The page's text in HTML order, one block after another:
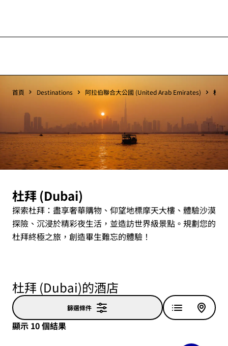
首頁 Destinations 阿拉伯聯合大公國 (United Arab Emirates) 杜
杜拜 (Dubai)
探索杜拜：盡享奢華購物、仰望地標摩天大樓、體驗沙漠
探險、沉浸於精彩夜生活，並造訪世界級景點。規劃您的
杜拜終極之旅，創造畢生難忘的體驗！
杜拜 (Dubai)的酒店
篩選條件
顯示 10 個結果